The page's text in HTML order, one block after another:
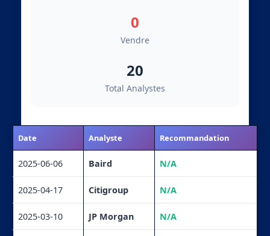
0
Vendre
20
Total Analystes
Date Analyste Recommandation
2025-06-06 Baird N/A
2025-04-17 Citigroup N/A
2025-03-10 JP Morgan N/A